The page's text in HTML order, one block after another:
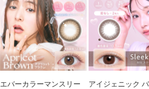
エバーカラーマンスリー
アイジェニック